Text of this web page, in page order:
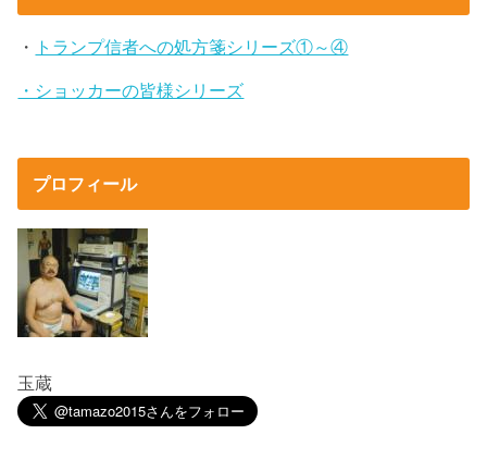
・ トランプ信者への処方箋シリーズ①～④
・ショッカーの皆様シリーズ
プロフィール
玉蔵